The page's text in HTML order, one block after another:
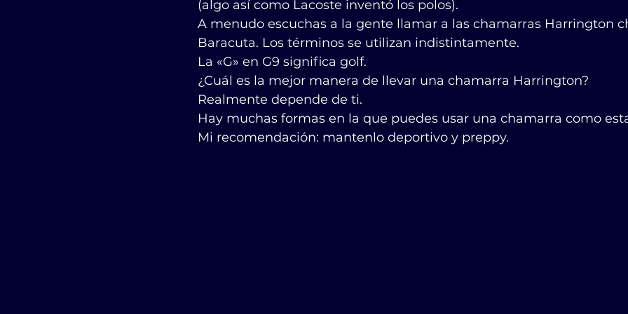
(algo así como Lacoste inventó los polos).
A menudo escuchas a la gente llamar a las chamarras Harrington
Baracuta. Los términos se utilizan indistintamente.
La «G» en G9 significa golf.
¿Cuál es la mejor manera de llevar una chamarra Harrington?
Realmente depende de ti.
Hay muchas formas en la que puedes usar una chamarra como
Mi recomendación: mantenlo deportivo y preppy.